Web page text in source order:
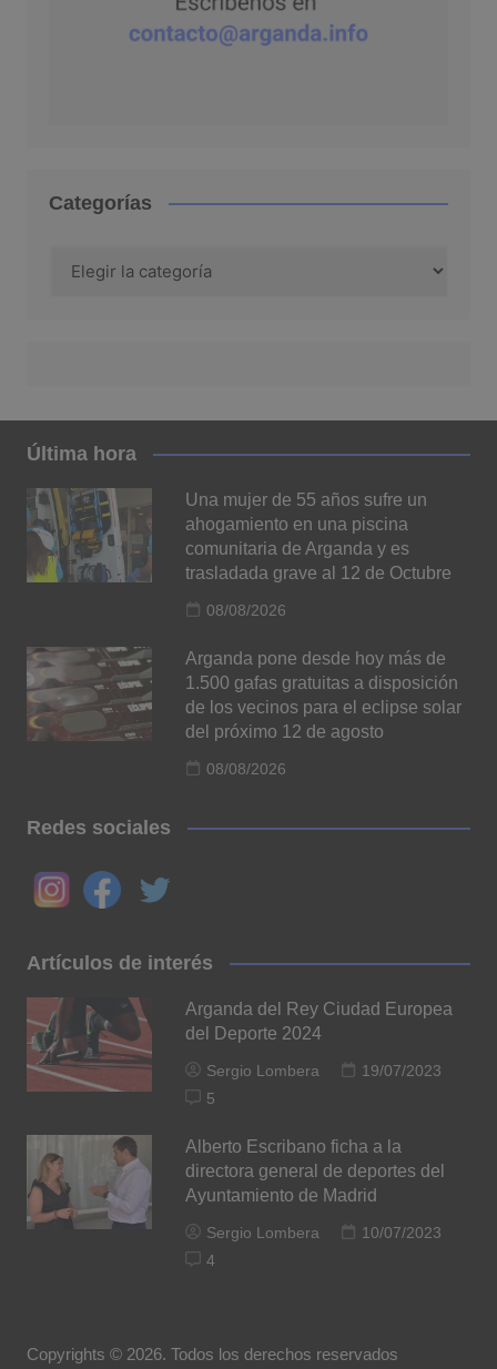
Categorías
Última hora
Una mujer de 55 años sufre un
ahogamiento en una piscina
comunitaria de Arganda y es
trasladada grave al 12 de Octubre
08/08/2026
Arganda pone desde hoy más de
1.500 gafas gratuitas a disposición
de los vecinos para el eclipse solar
del próximo 12 de agosto
08/08/2026
Redes sociales
Artículos de interés
Arganda del Rey Ciudad Europea
del Deporte 2024
Sergio Lombera
19/07/2023
5
Alberto Escribano ficha a la
directora general de deportes del
Ayuntamiento de Madrid
Sergio Lombera
10/07/2023
4
Copyrights © 2026. Todos los derechos reservados